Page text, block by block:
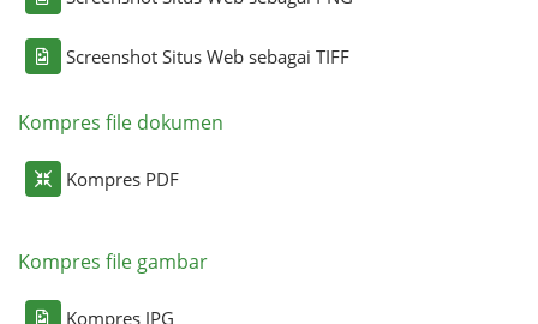
Screenshot Situs Web sebagai TIFF
Kompres file dokumen
Kompres PDF
Kompres file gambar
Kompres JPG